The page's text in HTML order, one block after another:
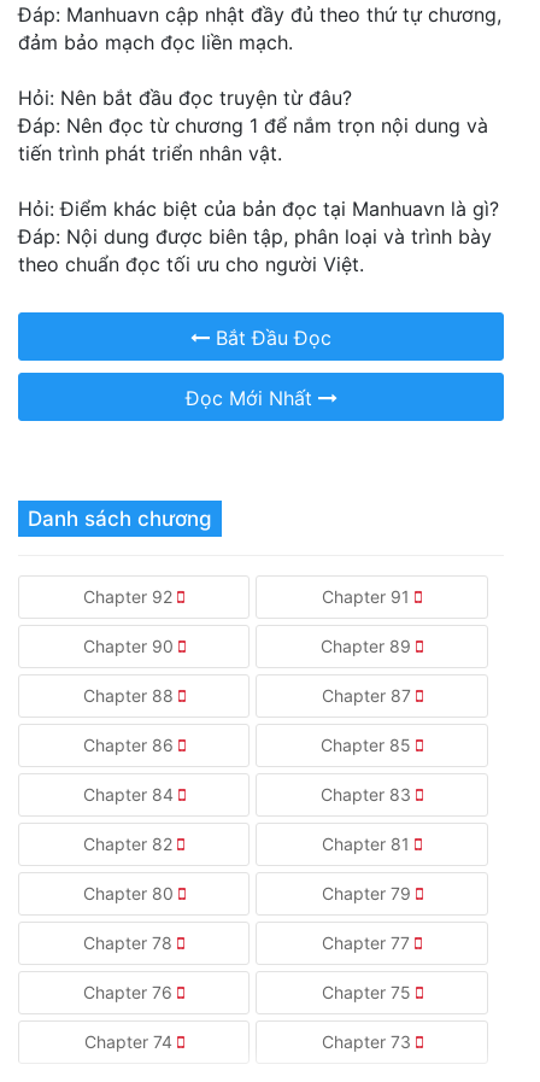
Đáp: Manhuavn cập nhật đầy đủ theo thứ tự chương,
đảm bảo mạch đọc liền mạch.
Hỏi: Nên bắt đầu đọc truyện từ đâu?
Đáp: Nên đọc từ chương 1 để nắm trọn nội dung và
tiến trình phát triển nhân vật.
Hỏi: Điểm khác biệt của bản đọc tại Manhuavn là gì?
Đáp: Nội dung được biên tập, phân loại và trình bày
theo chuẩn đọc tối ưu cho người Việt.
Bắt Đầu Đọc
Đọc Mới Nhất
Danh sách chương
Chapter 92 Chapter 91
Chapter 90 Chapter 89
Chapter 88 Chapter 87
Chapter 86 Chapter 85
Chapter 84 Chapter 83
Chapter 82 Chapter 81
Chapter 80 Chapter 79
Chapter 78 Chapter 77
Chapter 76 Chapter 75
Chapter 74 Chapter 73